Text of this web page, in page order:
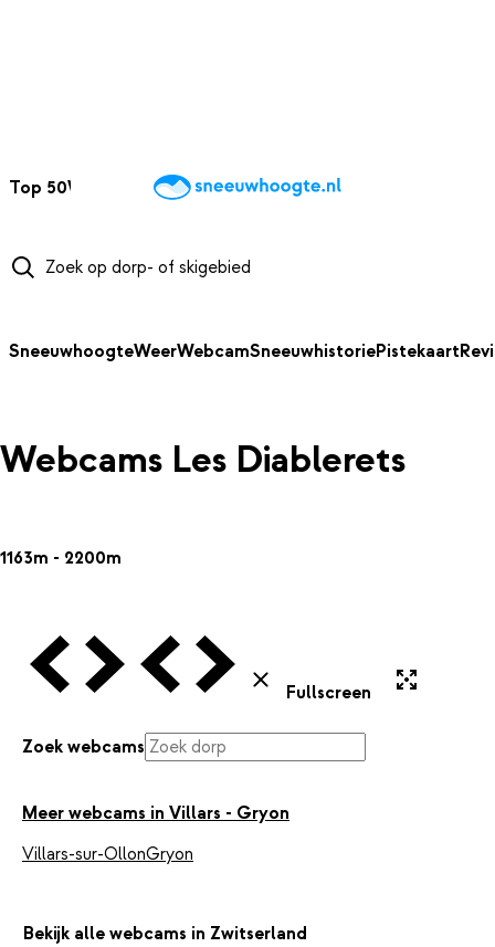
Top 50Webcams WintersportweerKaarten
SneeuwhoogteWeerWebcamSneeuwhistoriePistekaart
Webcams Les Diablerets
1163m - 2200m
Vorige Webcam
Volgende Webcam
Vorige Webcam
Volgende Webcam
Sluiten
Fullscreen
Zoek webcams
Meer webcams in Villars - Gryon
Villars-sur-OllonGryon
Bekijk alle webcams in Zwitserland